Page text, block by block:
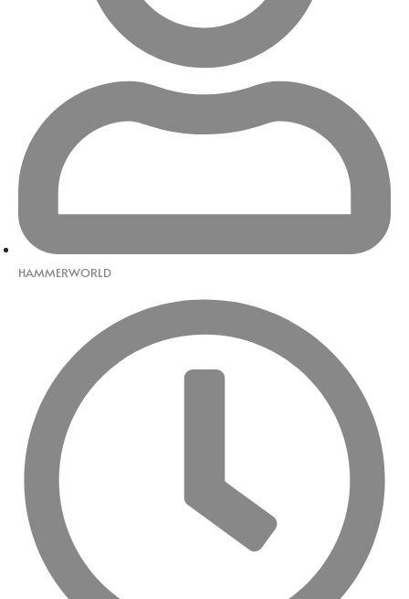
HAMMERWORLD